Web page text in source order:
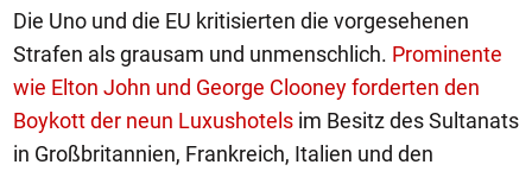
Die Uno und die EU kritisierten die vorgesehenen
Strafen als grausam und unmenschlich. Prominente
wie Elton John und George Clooney forderten den
Boykott der neun Luxushotels im Besitz des Sultanats
in Großbritannien, Frankreich, Italien und den